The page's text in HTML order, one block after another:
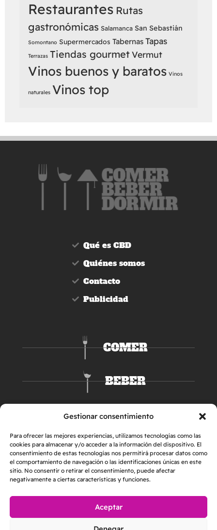
Gestionar consentimiento
Para ofrecer las mejores experiencias, utilizamos tecnologías como las
cookies para almacenar y/o acceder a la información del dispositivo. El
consentimiento de estas tecnologías nos permitirá procesar datos como
el comportamiento de navegación o las identificaciones únicas en este
sitio. No consentir o retirar el consentimiento, puede afectar
negativamente a ciertas características y funciones.
Aceptar
Restaurantes Rutas
gastronómicas Salamanca San Sebastián
Somontano Supermercados Tabernas Tapas
Terrazas Tiendas gourmetVermut
Vinos buenos y baratos Vinos
naturales Vinos top
Qué es CBD
Quiénes somos
Contacto
Publicidad
COMER
BEBER
DORMIR